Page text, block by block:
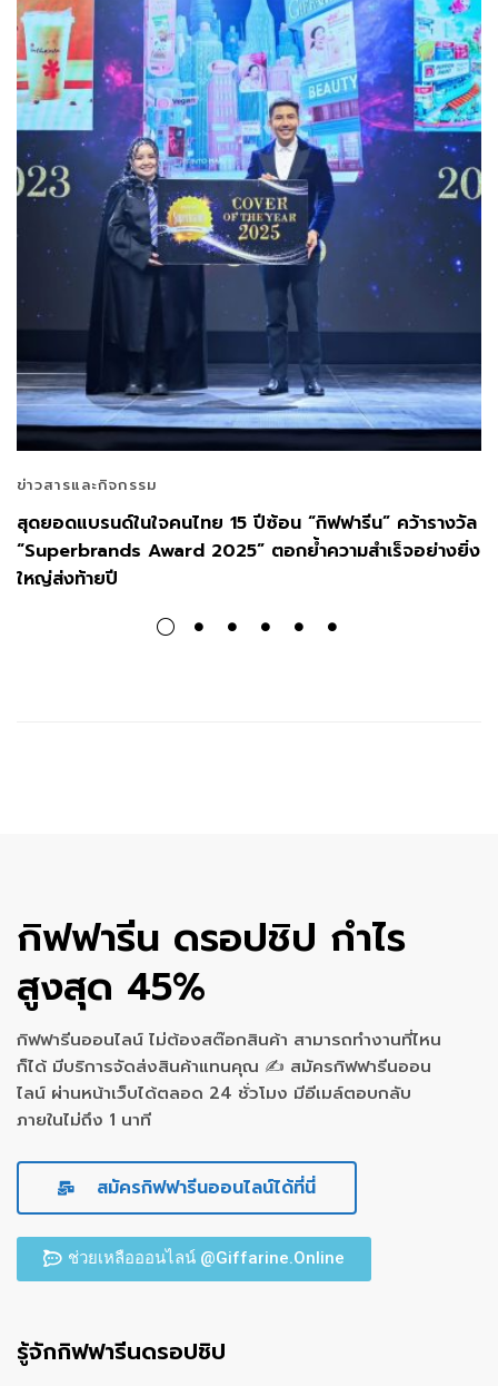
ข่าวสารและกิจกรรม
สุดยอดแบรนด์ในใจคนไทย 15 ปีซ้อน “กิฟฟารีน” คว้ารางวัล
“Superbrands Award 2025” ตอกย้ำความสำเร็จอย่างยิ่ง
ใหญ่ส่งท้ายปี
กิฟฟารีน ดรอปชิป กำไร
สูงสุด 45%
กิฟฟารีนออนไลน์ ไม่ต้องสต๊อกสินค้า สามารถทำงานที่ไหน
ก็ได้ มีบริการจัดส่งสินค้าแทนคุณ ✍ สมัครกิฟฟารีนออน
ไลน์ ผ่านหน้าเว็บได้ตลอด 24 ชั่วโมง มีอีเมล์ตอบกลับ
ภายในไม่ถึง 1 นาที
สมัครกิฟฟารีนออนไลน์ได้ที่นี่
ช่วยเหลือออนไลน์ @Giffarine.Online
รู้จักกิฟฟารีนดรอปชิป